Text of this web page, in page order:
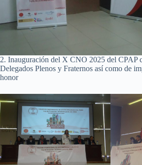
2. Inauguración del X CNO 2025 del CPAP
Delegados Plenos y Fraternos así como de
honor